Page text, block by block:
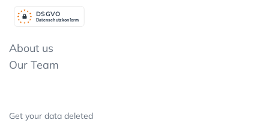
Datenschutzkonform
DSGVO
About us
Our Team
Get your data deleted